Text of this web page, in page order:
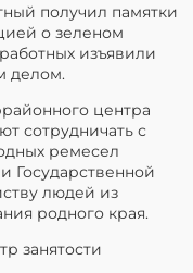
получил памятки
о зеленом
изъявили
делом.
центра
сотрудничать с
ремесел
Государственной
людей из
родного края.
занятости